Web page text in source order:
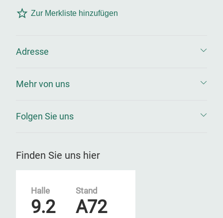
Zur Merkliste hinzufügen
Adresse
Mehr von uns
Folgen Sie uns
Finden Sie uns hier
Halle
9.2
Stand
A72